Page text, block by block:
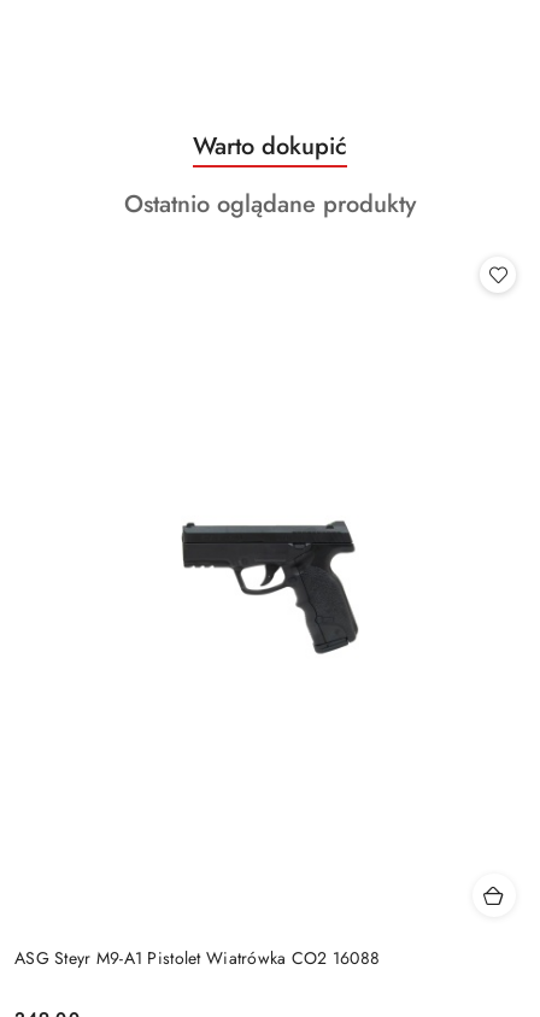
Pomiń karuzelę produktów
Produkty
o
statusie:
Warto dokupić
Produkty
Ostatnio oglądane produkty
ASG Steyr M9-A1 Pistolet Wiatrówka CO2 16088